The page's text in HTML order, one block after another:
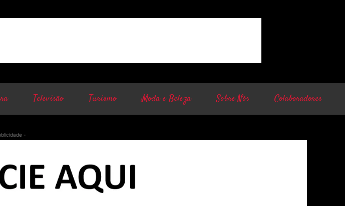
Televisão Turismo Moda e Beleza Sobre Nós Colaboradores
-